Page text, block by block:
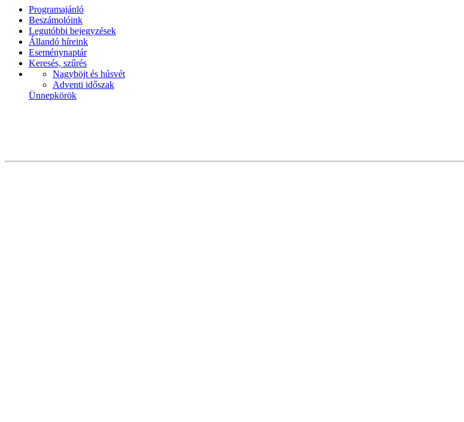
Programajánló
Beszámolóink
Legutóbbi bejegyzések
Állandó híreink
Eseménynaptár
Keresés, szűrés
Nagyböjt és húsvét
Adventi időszak
Ünnepkörök